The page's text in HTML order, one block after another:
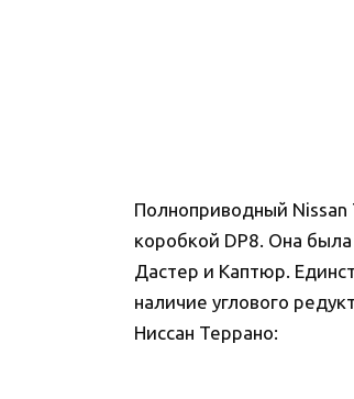
Полноприводный Nissan
коробкой DP8. Она
Дастер и Каптюр.
наличие углового
Ниссан Террано: